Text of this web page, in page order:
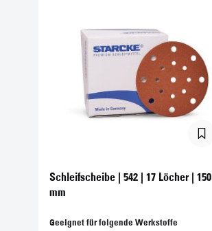
Schleifscheibe | 542 | 17 Löcher | 150
mm
Geeignet für folgende Werkstoffe